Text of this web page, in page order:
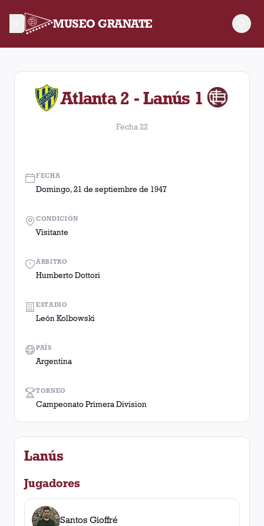
MUSEO GRANATE
Fecha 22. Partido entre Lanús y Atlanta disputado el
Atlanta 2 - Lanús 1
Fecha 22
FECHA
Domingo, 21 de septiembre de 1947
ÁRBITRO
Humberto Dottori
TORNEO
Campeonato Primera Division
CONDICIÓN
Visitante
ESTADIO
León Kolbowski
PAÍS
Argentina
Lanús
Jugadores
Santos Gioffré